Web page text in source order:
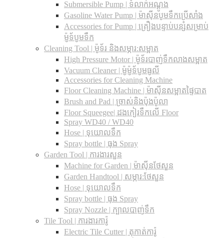
Submersible Pump | ទំលាក់អណ្តូង
Gasoline Water Pump | ម៉ាស៊ីនបូមទឹកប្រើសាំង
Accessories for Pump | គ្រឿងបន្ទាប់បន្សំសម្រាប់
ម៉ូទ័បូមទឹក
Cleaning Tool | ម៉ូទ័រ និងសម្ភារ:សម្អាត
High Pressure Motor | ម៉ូទ័របាញ់ទឹកលាងសម្អាត
Vacuum Cleaner | ម៉ូម៉ូទ័បូមធូលី
Accessories for Cleaning Machine
Floor Cleaning Machine | ម៉ាស៊ីនសម្អាតផ្ទៃបាត
Brush and Pad | ច្រាស់និងប៉ុងប៉ូលា
Floor Squeegee| ដងកៀរទឺកលើ Floor
Spray WD40 / WD40
Hose | ទុយោលទឹក
Spray bottle | ធុង Spray
Garden Tool | ការងារសួន
Machine for Garden | ម៉ាស៊ីនថែសួន
Garden Handtool | សម្ភារ:ថែសួន
Hose | ទុយោលទឹក
Spray bottle | ធុង Spray
Spray Nozzle | ក្បាលបាញ់ទឹក
Tile Tool | ការងារការ៉ូ
Electric Tile Cutter | តុកាត់ការ៉ូ